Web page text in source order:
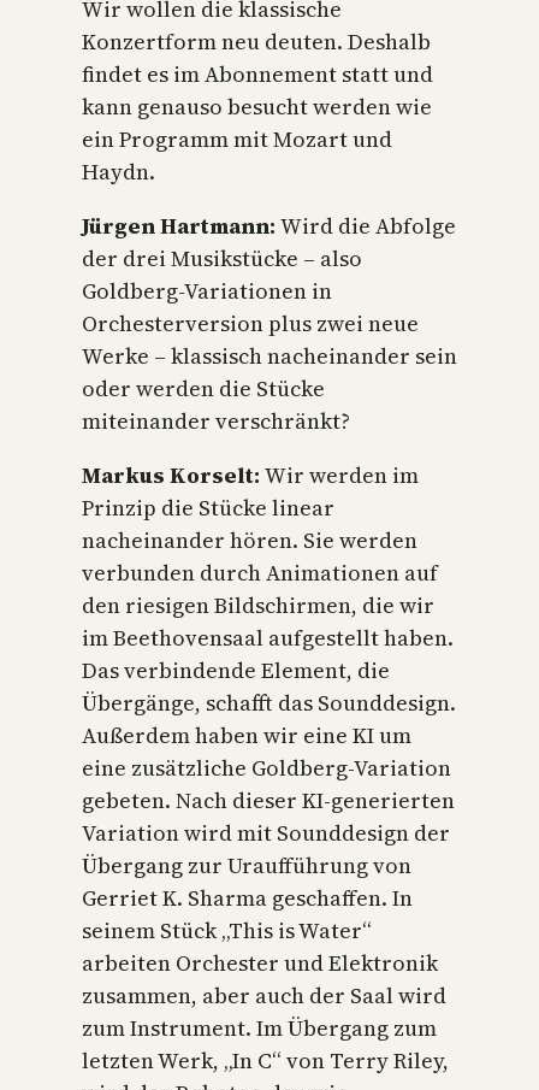
Wir wollen die klassische
Konzertform neu deuten. Deshalb
findet es im Abonnement statt und
kann genauso besucht werden wie
ein Programm mit Mozart und
Haydn.
Jürgen Hartmann: Wird die Abfolge
der drei Musikstücke – also
Goldberg-Variationen in
Orchesterversion plus zwei neue
Werke – klassisch nacheinander sein
oder werden die Stücke
miteinander verschränkt?
Markus Korselt: Wir werden im
Prinzip die Stücke linear
nacheinander hören. Sie werden
verbunden durch Animationen auf
den riesigen Bildschirmen, die wir
im Beethovensaal aufgestellt haben.
Das verbindende Element, die
Übergänge, schafft das Sounddesign.
Außerdem haben wir eine KI um
eine zusätzliche Goldberg-Variation
gebeten. Nach dieser KI-generierten
Variation wird mit Sounddesign der
Übergang zur Uraufführung von
Gerriet K. Sharma geschaffen. In
seinem Stück „This is Water“
arbeiten Orchester und Elektronik
zusammen, aber auch der Saal wird
zum Instrument. Im Übergang zum
letzten Werk, „In C“ von Terry Riley,